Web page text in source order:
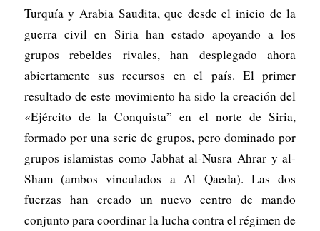
Turquía y Arabia Saudita, que desde el inicio de la
guerra civil en Siria han estado apoyando a los
grupos rebeldes rivales, han desplegado ahora
abiertamente sus recursos en el país. El primer
resultado de este movimiento ha sido la creación del
«Ejército de la Conquista” en el norte de Siria,
formado por una serie de grupos, pero dominado por
grupos islamistas como Jabhat al-Nusra Ahrar y al-
Sham (ambos vinculados a Al Qaeda). Las dos
fuerzas han creado un nuevo centro de mando
conjunto para coordinar la lucha contra el régimen de